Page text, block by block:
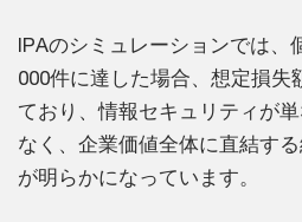
IPAのシミュレーションでは、
000件に達した場合、想定損失
ており、情報セキュリティが
なく、企業価値全体に直結す
が明らかになっています。